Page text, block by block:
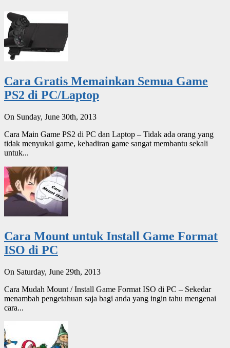
Cara Gratis Memainkan Semua Game
PS2 di PC/Laptop
On Sunday, June 30th, 2013
Cara Main Game PS2 di PC dan Laptop – Tidak ada orang yang
tidak menyukai game, kehadiran game sangat membantu sekali
untuk...
Cara Mount untuk Install Game Format
ISO di PC
On Saturday, June 29th, 2013
Cara Mudah Mount / Install Game Format ISO di PC – Sekedar
menambah pengetahuan saja bagi anda yang ingin tahu mengenai
cara...